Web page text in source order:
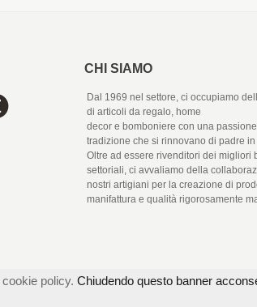
CHI SIAMO
Dal 1969 nel settore, ci occupiamo
di articoli da regalo, home
decor e bomboniere con una
tradizione che si rinnovano di padre
Oltre ad essere rivenditori dei migliori
settoriali, ci avvaliamo della
nostri artigiani per la creazione di
manifattura e qualità rigorosamente
cookie policy. Chiudendo questo banner